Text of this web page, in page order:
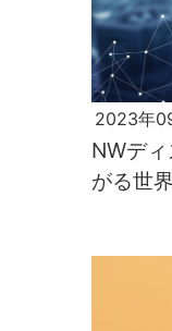
2023年
NWデ
がる世